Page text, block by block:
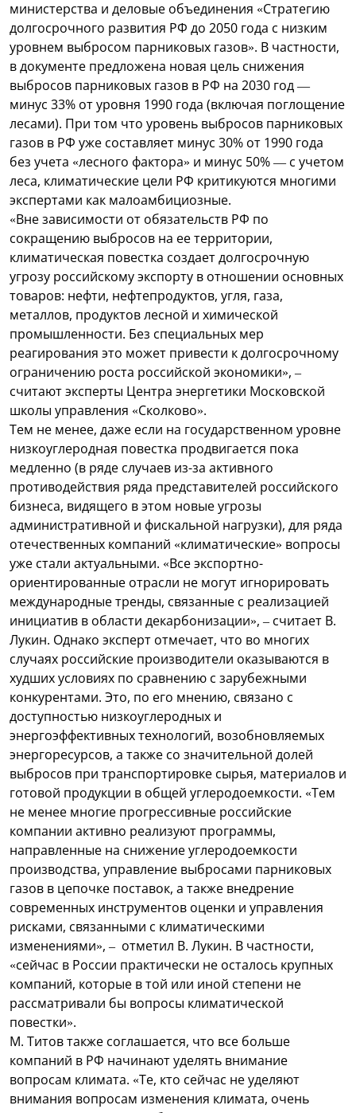
министерства и деловые объединения «Стратегию
долгосрочного развития РФ до 2050 года с низким
уровнем выбросом парниковых газов». В частности,
в документе предложена новая цель снижения
выбросов парниковых газов в РФ на 2030 год —
минус 33% от уровня 1990 года (включая поглощение
лесами). При том что уровень выбросов парниковых
газов в РФ уже составляет минус 30% от 1990 года
без учета «лесного фактора» и минус 50% — с учетом
леса, климатические цели РФ критикуются многими
экспертами как малоамбициозные.
«Вне зависимости от обязательств РФ по
сокращению выбросов на ее территории,
климатическая повестка создает долгосрочную
угрозу российскому экспорту в отношении основных
товаров: нефти, нефтепродуктов, угля, газа,
металлов, продуктов лесной и химической
промышленности. Без специальных мер
реагирования это может привести к долгосрочному
ограничению роста российской экономики», –
считают эксперты Центра энергетики Московской
школы управления «Сколково».
Тем не менее, даже если на государственном уровне
низкоуглеродная повестка продвигается пока
медленно (в ряде случаев из-за активного
противодействия ряда представителей российского
бизнеса, видящего в этом новые угрозы
административной и фискальной нагрузки), для ряда
отечественных компаний «климатические» вопросы
уже стали актуальными. «Все экспортно-
ориентированные отрасли не могут игнорировать
международные тренды, связанные с реализацией
инициатив в области декарбонизации», – считает В.
Лукин. Однако эксперт отмечает, что во многих
случаях российские производители оказываются в
худших условиях по сравнению с зарубежными
конкурентами. Это, по его мнению, связано с
доступностью низкоуглеродных и
энергоэффективных технологий, возобновляемых
энергоресурсов, а также со значительной долей
выбросов при транспортировке сырья, материалов и
готовой продукции в общей углеродоемкости. «Тем
не менее многие прогрессивные российские
компании активно реализуют программы,
направленные на снижение углеродоемкости
производства, управление выбросами парниковых
газов в цепочке поставок, а также внедрение
современных инструментов оценки и управления
рисками, связанными с климатическими
изменениями», – отметил В. Лукин. В частности,
«сейчас в России практически не осталось крупных
компаний, которые в той или иной степени не
рассматривали бы вопросы климатической
повестки».
М. Титов также соглашается, что все больше
компаний в РФ начинают уделять внимание
вопросам климата. «Те, кто сейчас не уделяют
внимания вопросам изменения климата, очень